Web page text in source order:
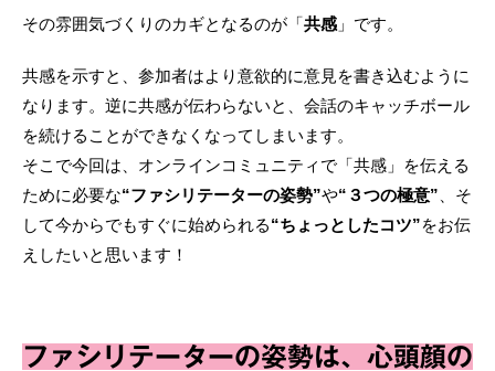
その雰囲気づくりのカギとなるのが「共感 」です。
共感を示すと、参加者はより意欲的に意見を書き込むように
なります。逆に共感が伝わらないと、会話のキャッチボール
を続けることができなくなってしまいます。
そこで今回は、オンラインコミュニティで「共感」を伝える
ために必要な“ファシリテーターの姿勢”や“３つの極意” 、そ
して今からでもすぐに始められる“ちょっとしたコツ”をお伝
えしたいと思います！
ファシリテーターの姿勢は、心頭顔の